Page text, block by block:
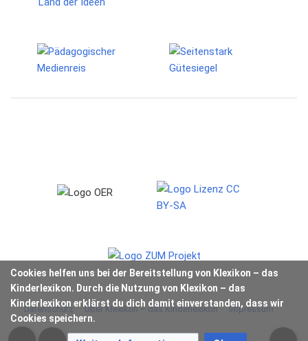
Cookies helfen uns bei der Bereitstellung von Klexikon – das
Kinderlexikon. Durch die Nutzung von Klexikon – das
Kinderlexikon erklärst du dich damit einverstanden, dass wir
Cookies speichern.
Datenschutz Über Klexikon – das Kinderlexikon Impressum